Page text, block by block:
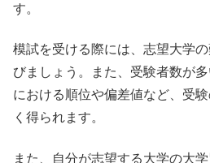
す。
模試を受ける際には、志望大学
びましょう。また、受験者数が
における順位や偏差値など、受
く得られます。
また、自分が志望する大学の大